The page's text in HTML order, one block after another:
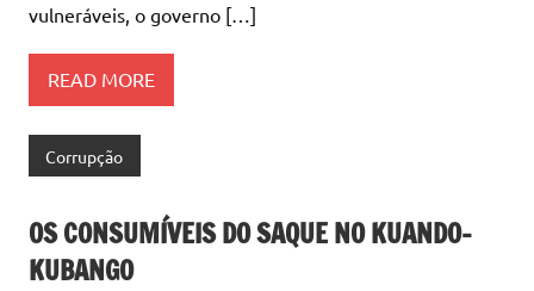
vulneráveis, o governo […]
READ MORE
Corrupção
OS CONSUMÍVEIS DO SAQUE NO KUANDO-
KUBANGO